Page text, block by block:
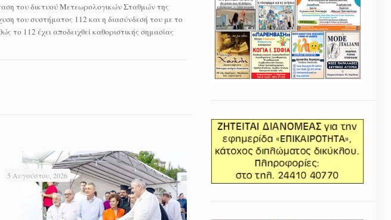
του δικτυού Μετεωρολογικών Σταθμών της
του συστήματος 112 και η διασύνδεσή του με το
το 112 έχει αποδειχθεί καθοριστικής σημασίας
5 Αυγούστου, 2026